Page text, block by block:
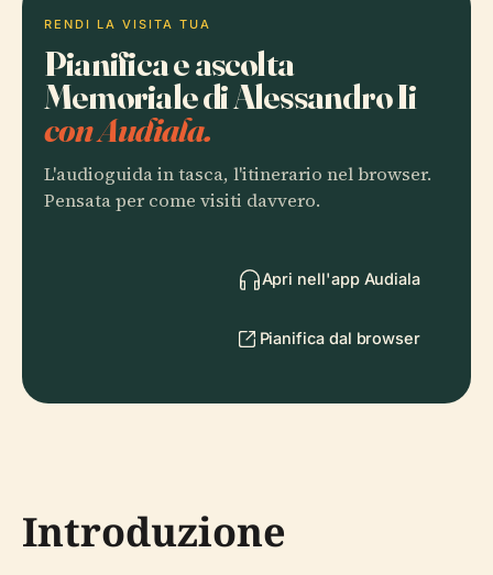
RENDI LA VISITA TUA
Pianifica e ascolta
Memoriale di Alessandro Ii
con Audiala.
L'audioguida in tasca, l'itinerario nel browser.
Pensata per come visiti davvero.
Apri nell'app Audiala
Pianifica dal browser
Introduzione